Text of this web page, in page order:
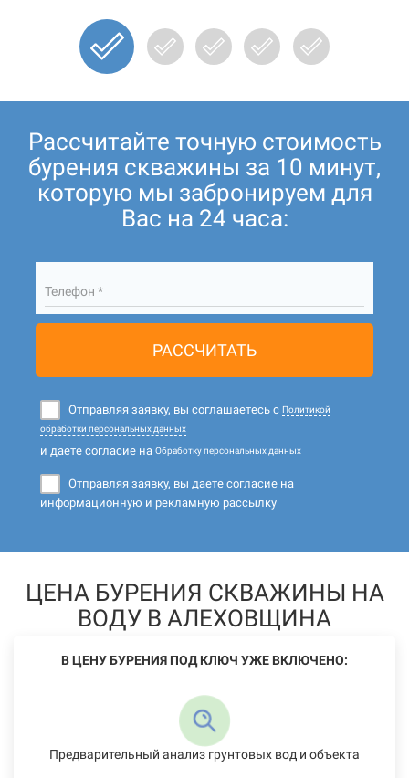
Рассчитайте точную стоимость
бурения скважины за 10 минут,
которую мы забронируем для
Вас на 24 часа:
Телефон *
РАССЧИТАТЬ
Отправляя заявку, вы соглашаетесь с Политикой
обработки персональных данных
и даете согласие на Обработку персональных данных
Отправляя заявку, вы даете согласие на
информационную и рекламную рассылку
ЦЕНА БУРЕНИЯ СКВАЖИНЫ НА
ВОДУ В АЛЕХОВЩИНА
В ЦЕНУ БУРЕНИЯ ПОД КЛЮЧ УЖЕ ВКЛЮЧЕНО:
Предварительный анализ грунтовых вод и объекта